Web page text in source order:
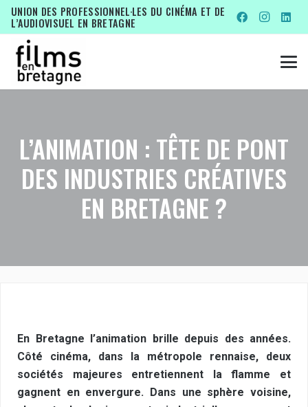
UNION DES PROFESSIONNEL·LES DU CINÉMA ET DE
L’AUDIOVISUEL EN BRETAGNE
L’ANIMATION : TÊTE DE PONT
DES INDUSTRIES CRÉATIVES
EN BRETAGNE ?
En Bretagne l’animation brille depuis des années.
Côté cinéma, dans la métropole rennaise, deux
sociétés majeures entretiennent la flamme et
gagnent en envergure. Dans une sphère voisine,